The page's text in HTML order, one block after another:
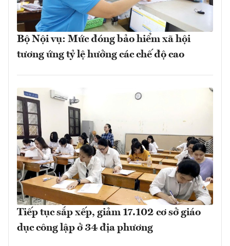
Bộ Nội vụ: Mức đóng bảo hiểm xã hội
tương ứng tỷ lệ hưởng các chế độ cao
Tiếp tục sắp xếp, giảm 17.102 cơ sở giáo
dục công lập ở 34 địa phương